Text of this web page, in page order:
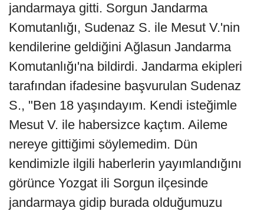
jandarmaya gitti. Sorgun Jandarma
Komutanlığı, Sudenaz S. ile Mesut V.'nin
kendilerine geldiğini Ağlasun Jandarma
Komutanlığı'na bildirdi. Jandarma ekipleri
tarafından ifadesine başvurulan Sudenaz
S., "Ben 18 yaşındayım. Kendi isteğimle
Mesut V. ile habersizce kaçtım. Aileme
nereye gittiğimi söylemedim. Dün
kendimizle ilgili haberlerin yayımlandığını
görünce Yozgat ili Sorgun ilçesinde
jandarmaya gidip burada olduğumuzu